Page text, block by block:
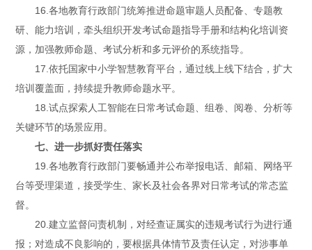
16.各地教育行政部门统筹推进命题审题人员配备、专题教
研、能力培训，牵头组织开发考试命题指导手册和结构化培训资
源，加强教师命题、考试分析和多元评价的系统指导。
17.依托国家中小学智慧教育平台，通过线上线下结合，扩大
培训覆盖面，持续提升教师命题水平。
18.试点探索人工智能在日常考试命题、组卷、阅卷、分析等
关键环节的场景应用。
七、进一步抓好责任落实
19.各地教育行政部门要畅通并公布举报电话、邮箱、网络平
台等受理渠道，接受学生、家长及社会各界对日常考试的常态监
督。
20.建立监督问责机制，对经查证属实的违规考试行为进行通
报；对造成不良影响的，要根据具体情节及责任认定，对涉事单